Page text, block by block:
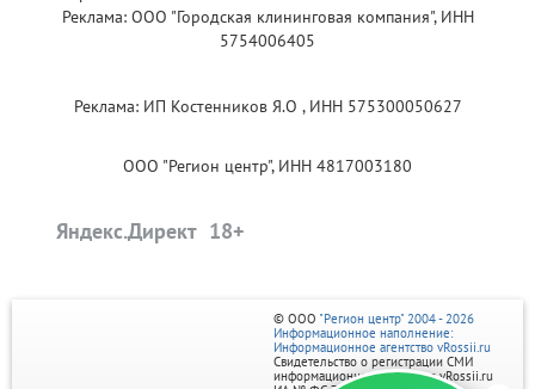
Реклама: ООО "Городская клининговая компания", ИНН
5754006405
Реклама: ИП Костенников Я.О , ИНН 575300050627
ООО "Регион центр", ИНН 4817003180
Яндекс.Директ
© ООО "Регион центр" 2004 - 2026
Информационное наполнение:
Информационное агентство vRossii.ru
Свидетельство о регистрации СМИ
информационного агентства vRossii.ru